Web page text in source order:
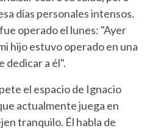
días personales intensos.
operado el lunes: "Ayer
hijo estuvo operado en una
dedicar a él".
el espacio de Ignacio
actualmente juega en
tranquilo. Él habla de